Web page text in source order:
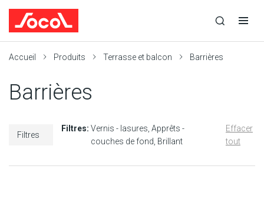
recherche
recherche
navigation
Accueil Produits Terrasse et balcon Barrières
Barrières
Filtres
Filtres: Vernis - lasures Apprêts -
couches de fond Brillant
Effacer
tout